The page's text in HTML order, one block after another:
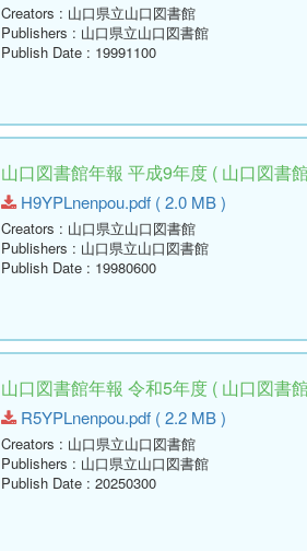
Creators : 山口県立山口図書館
Publishers : 山口県立山口図書館
Publish Date : 19991100
山口図書館年報 平成9年度 ( 山口図書
H9YPLnenpou.pdf ( 2.0 MB )
Creators : 山口県立山口図書館
Publishers : 山口県立山口図書館
Publish Date : 19980600
山口図書館年報 令和5年度 ( 山口図書
R5YPLnenpou.pdf ( 2.2 MB )
Creators : 山口県立山口図書館
Publishers : 山口県立山口図書館
Publish Date : 20250300